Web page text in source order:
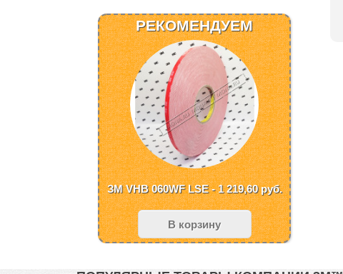
РЕКОМЕНДУЕМ
ЗМ VHB 060WF LSE - 1 219,60руб.
В корзину